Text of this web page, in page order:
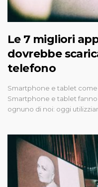
Le 7 migliori
dovrebbe
telefono
Smartphone e tablet
Smartphone e tablet
ognuno di noi: oggi